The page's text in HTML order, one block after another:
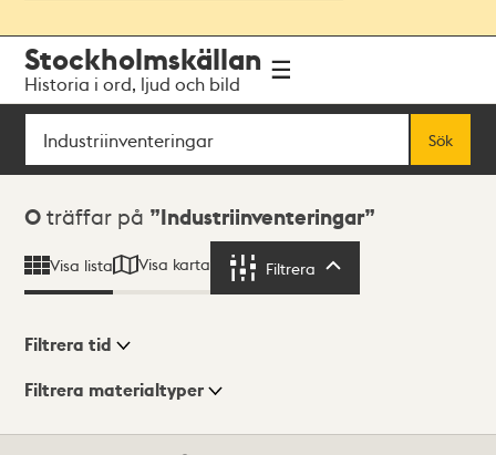
navigationen
huvudinnehållet
Stockholmskällan
Historia i ord, ljud och bild
Sök
Sök
Sökresultat
0 träffar på Industriinventeringar
Visa lista Visa karta Filtrera
Visningsläge
Filtrera tid
Filtrera materialtyper